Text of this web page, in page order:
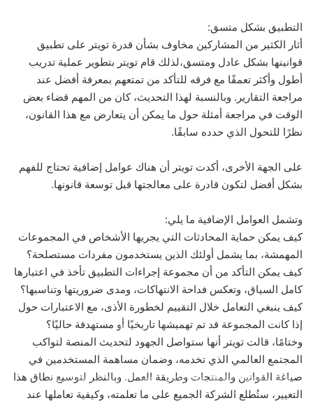
التطبيق بشكل متسق:
أثار الكثير من المشاركين مخاوف بشأن قدرة تويتر على تطبيق
قوانينها بشكل عادل ومتسق،لذلك قام تويتر بتطوير عملية تدريب
أطول وأكثر تعمقًا مع فرقه للتأكد من تمتعهم بمعرفة أفضل عند
مراجعة التقارير. وبالنسبة لهذا التحديث، كان من المهم قضاء بعض
الوقت في مراجعة أمثلة حول ما يمكن أن يتعارض مع هذا القانون،
نظرًا للتحول الذي حدده سابقًا.
على الجهة الأخرى، أكدت تويتر أن هناك عوامل إضافية تحتاج للفهم
بشكل أفضل لتكون قادرة على معالجتها قبل توسعة قانونها.
وتشمل العوامل الإضافية ما يلي:
كيف يمكن حماية المحادثات التي يجريها الأشخاص في المجموعات
المهمشة، بما يشمل أولئك الذين يستخدمون مفردات مستصلحة؟
كيف يمكن التأكد من أن مجموعة إجراءات التطبيق تأخذ في اعتبارها
كامل السياق، وتعكس فداحة الانتهاكات، ومدى ضروريتها وتناسبها؟
كيف ينبغي التعامل خلال التقييم لخطورة الأذى، مع الاعتبارات حول
إذا كانت المجموعة قد تم تهميشها تاريخيًا أو مستهدفة حاليًا؟
وختامًا، قالت تويتر أنها ستواصل الجهود لتحديث المنصة لتواكب
المجتمع العالمي الذي تخدمه، وضمان مساهمة المستخدمين في
صياغة القوانين والمنتجات وطريقة العمل. وبالنظر لتوسيع نطاق هذا
التغيير، ستُطلع الشركة الجميع على ما تعلمته، وكيفية تعاملها عند
بالصور: 800 متر من الرعب في بامبلونا.. ثيران هائجة تسحق
المغامرين ولن تصدق ما يحدث في «حلبة الموت»!
ثنائية بيلينغهام القاتلة تقود إنجلترا لعبور النرويج إلى نصف نهائي
مونديال 2026